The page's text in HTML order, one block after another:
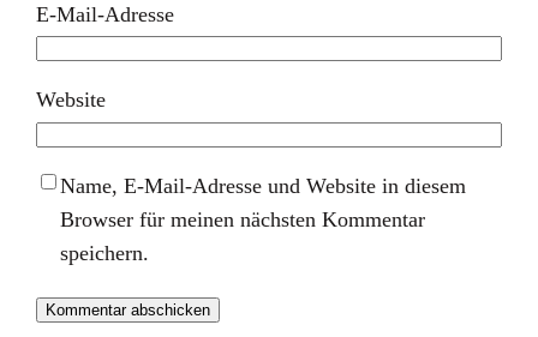
E-Mail-Adresse
Website
Name, E-Mail-Adresse und Website in diesem
Browser für meinen nächsten Kommentar
speichern.